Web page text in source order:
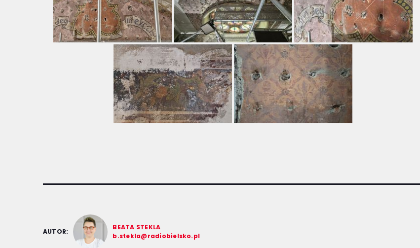
AUTOR:
BEATA STEKLA
b.stekla@radiobielsko.pl